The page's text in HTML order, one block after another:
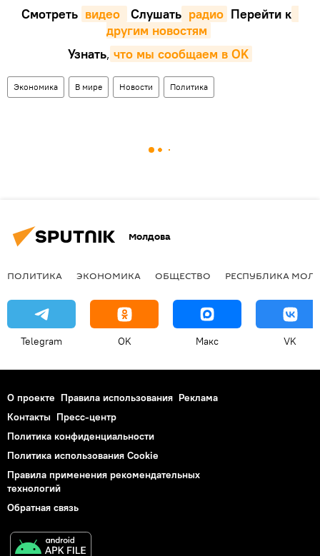
Смотреть видео Cлушать радио Перейти к
другим новостям
Узнать, что мы сообщаем в OK
Экономика В мире Новости Политика
Молдова
ПОЛИТИКА ЭКОНОМИКА ОБЩЕСТВО РЕСПУБЛИКА
Telegram OK Макс VK
О проекте Правила использования Реклама
Контакты Пресс-центр
Политика конфиденциальности
Политика использования Cookie
Правила применения рекомендательных
технологий
Обратная связь